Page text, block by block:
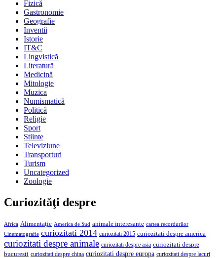
Fizică
Gastronomie
Geografie
Inventii
Istorie
IT&C
Lingvistică
Literatură
Medicină
Mitologie
Muzica
Numismatică
Politică
Religie
Sport
Stiinte
Televiziune
Transporturi
Turism
Uncategorized
Zoologie
Curiozităţi despre
Africa Alimentaţie America de Sud animale interesante cartea recordurilor
Cinematografie curiozitati 2014 curiozitati 2015 curiozitati despre america
curiozitati despre animale curiozitati despre asia curiozitati despre
bucuresti curiozitati despre china curiozitati despre europa curiozitati despre lacuri